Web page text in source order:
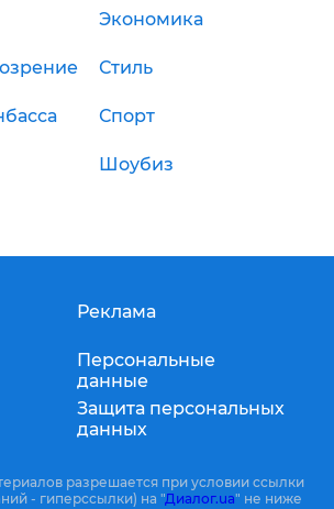
Экономика
Стиль
Спорт
Шоубиз
Реклама
Персональные
данные
Защита персональных
данных
разрешается при условии ссылки
- гиперссылки) на "Диалог.ua" не ниже